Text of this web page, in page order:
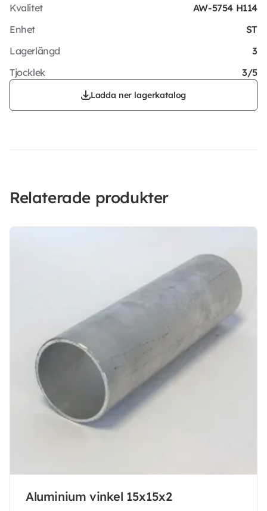
Kvalitet
AW-5754 H114
Enhet
ST
Lagerlängd
3
Tjocklek
3/5
Ladda ner lagerkatalog
Relaterade produkter
Aluminium vinkel 15x15x2